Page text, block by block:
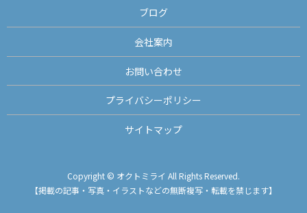
ブログ
会社案内
お問い合わせ
プライバシーポリシー
サイトマップ
Copyright © オクトミライ All Rights Reserved.
【掲載の記事・写真・イラストなどの無断複写・転載を禁じます】